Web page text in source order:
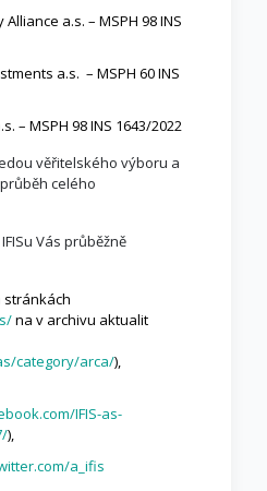
a.s. – MSPH 98 INS
a.s. – MSPH 60 INS
– MSPH 98 INS 1643/2022
věřitelského výboru a
celého
Vás průběžně
stránkách
na v archivu aktualit
category/arca/),
IFIS-as-
),
a_ifis